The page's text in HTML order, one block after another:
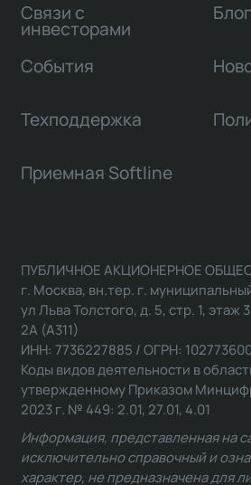
Связи с
инвесторами
Блог
События
Техподдержка
Приемная Softline
ПУБЛИЧНОЕ АКЦИОНЕРНОЕ
г. Москва, вн.тер. г.
ул Льва Толстого, д. 5, стр. 1,
2А (А311)
ИНН: 7736227885 / ОГРН:
Коды видов деятельности в
утвержденному Приказом
2023 г. № 449: 2.01, 27.01, 4.01
Информация, представленная на
исключительно справочный и
характер, не предназначена для